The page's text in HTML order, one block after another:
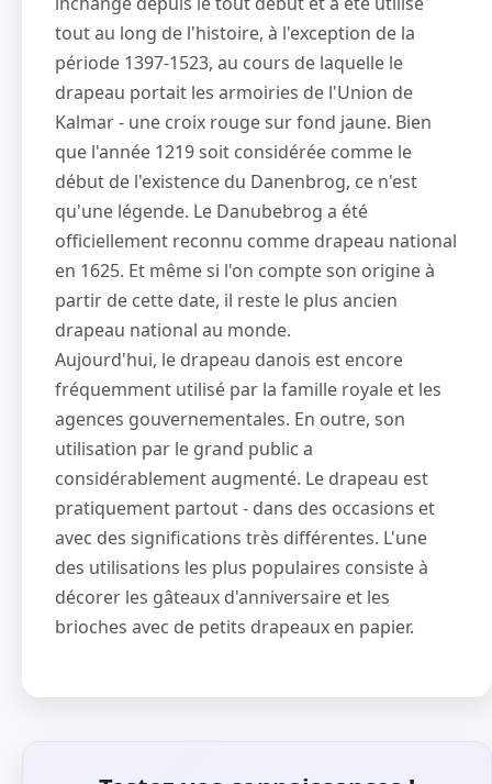
tout au long de l'histoire, à l'exception de la
période 1397-1523, au cours de laquelle le
drapeau portait les armoiries de l'Union de
Kalmar - une croix rouge sur fond jaune. Bien
que l'année 1219 soit considérée comme le
début de l'existence du Danenbrog, ce n'est
qu'une légende. Le Danubebrog a été
officiellement reconnu comme drapeau national
en 1625. Et même si l'on compte son origine à
partir de cette date, il reste le plus ancien
drapeau national au monde.
Aujourd'hui, le drapeau danois est encore
fréquemment utilisé par la famille royale et les
agences gouvernementales. En outre, son
utilisation par le grand public a
considérablement augmenté. Le drapeau est
pratiquement partout - dans des occasions et
avec des significations très différentes. L'une
des utilisations les plus populaires consiste à
décorer les gâteaux d'anniversaire et les
brioches avec de petits drapeaux en papier.